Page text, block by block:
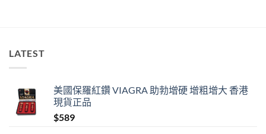
掂〉
LATEST
美國保羅紅鑽 VIAGRA 助勃增硬 增粗增大 香港
現貨正品
$589